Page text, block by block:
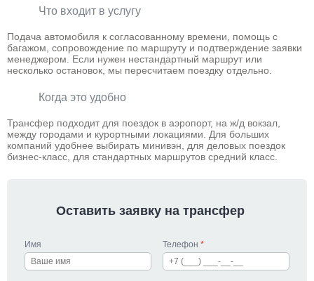
Что входит в услугу
Подача автомобиля к согласованному времени, помощь с
багажом, сопровождение по маршруту и подтверждение заявки
менеджером. Если нужен нестандартный маршрут или
несколько остановок, мы пересчитаем поездку отдельно.
Когда это удобно
Трансфер подходит для поездок в аэропорт, на ж/д вокзал,
между городами и курортными локациями. Для больших
компаний удобнее выбирать минивэн, для деловых поездок
бизнес-класс, для стандартных маршрутов средний класс.
Оставить заявку на трансфер
Имя Телефон *